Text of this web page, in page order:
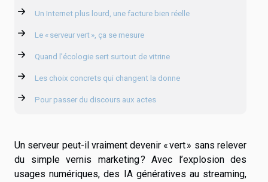
Un Internet plus lourd, une facture bien réelle
Le « serveur vert », ça se mesure
Quand l’écologie sert surtout de vitrine
Les choix concrets qui changent la donne
Pour passer du discours aux actes
Un serveur peut-il vraiment devenir « vert » sans relever
du simple vernis marketing ? Avec l’explosion des
usages numériques, des IA génératives au streaming,